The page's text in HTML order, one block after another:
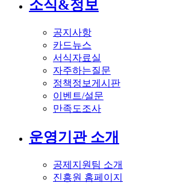
소식&정보
공지사항
카드뉴스
서식자료실
자주하는질문
정책정보게시판
이벤트/설문
만족도조사
운영기관 소개
공제지원팀 소개
진흥원 홈페이지